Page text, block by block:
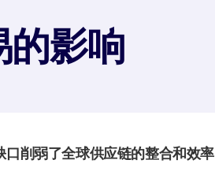
的影响
口削弱了全球供应链的整合和效率